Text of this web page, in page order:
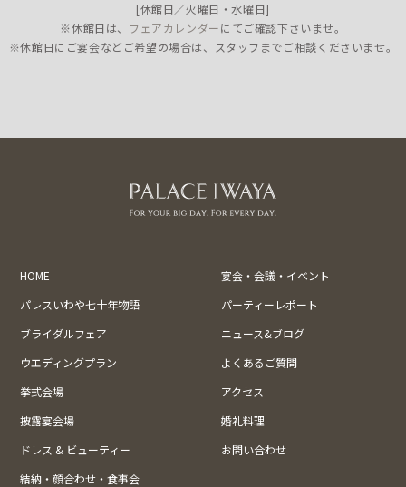
[休館日／火曜日・水曜日]
※休館日は、 フェアカレンダーにてご確認下さいませ。
※休館日にご宴会などご希望の場合は、スタッフまでご相談くださいませ。
HOME
宴会・会議・イベント
パレスいわや七十年物語
パーティーレポート
ブライダルフェア
ニュース&ブログ
ウエディングプラン
よくあるご質問
挙式会場
アクセス
披露宴会場
婚礼料理
ドレス & ビューティー
お問い合わせ
結納・顔合わせ・食事会